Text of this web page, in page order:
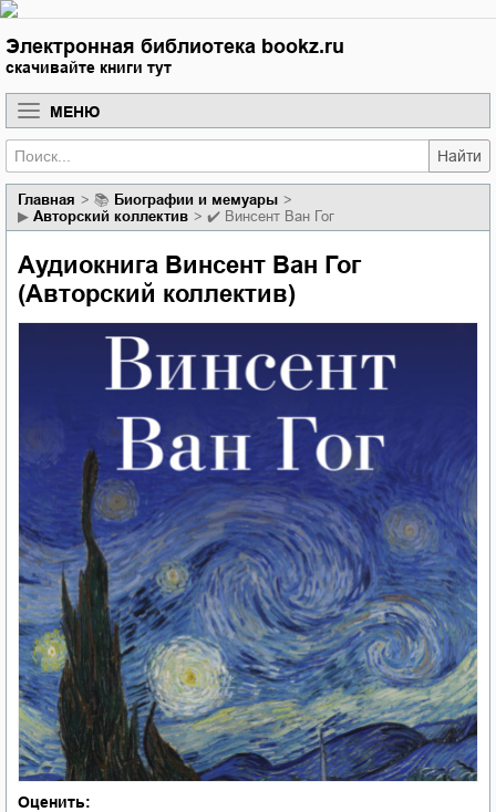
Электронная библиотека bookz.ru
скачивайте книги тут
МЕНЮ
Найти
Главная 📚
биографии и мемуары
▶ Авторский коллектив ✔️ Винсент Ван Гог
Аудиокнига Винсент Ван Гог
(Авторский коллектив)
Оценить: